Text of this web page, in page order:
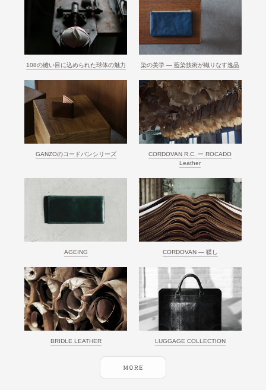
108の縫い目に込められた球体の魅力 染の美学 ― 藍染技術が織りなす逸品
GANZOのコードバンシリーズ
CORDOVAN R.C. ー ROCADO
Leather
AGEING CORDOVAN ― 鞣し
BRIDLE LEATHER LUGGAGE COLLECTION